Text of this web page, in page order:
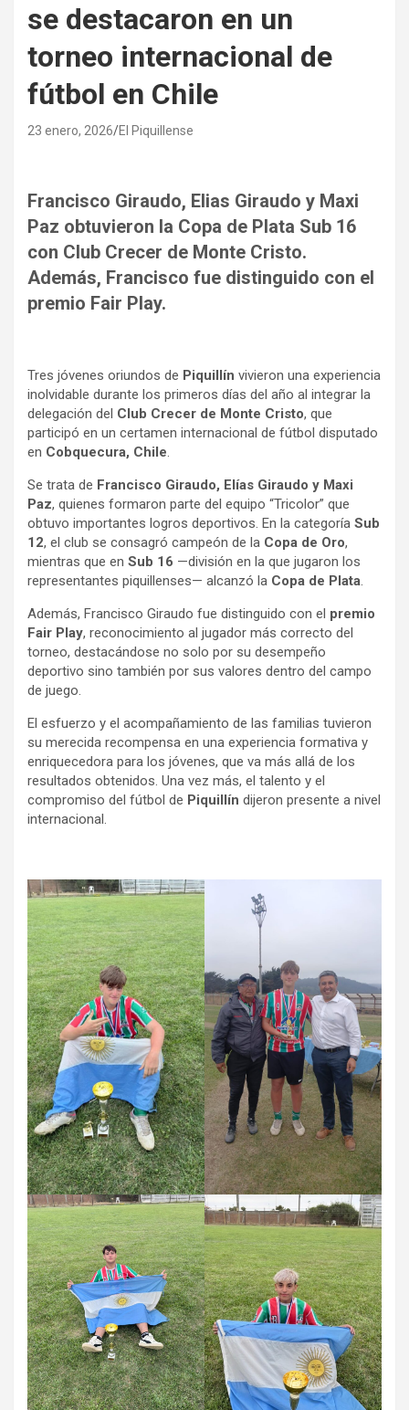
se destacaron en un
torneo internacional de
fútbol en Chile
23 enero, 2026 El Piquillense
Francisco Giraudo, Elias Giraudo y Maxi
Paz obtuvieron la Copa de Plata Sub 16
con Club Crecer de Monte Cristo.
Además, Francisco fue distinguido con el
premio Fair Play.
Tres jóvenes oriundos de Piquillín vivieron una experiencia
inolvidable durante los primeros días del año al integrar la
delegación del Club Crecer de Monte Cristo, que
participó en un certamen internacional de fútbol disputado
en Cobquecura, Chile.
Se trata de Francisco Giraudo, Elías Giraudo y Maxi
Paz, quienes formaron parte del equipo “Tricolor” que
obtuvo importantes logros deportivos. En la categoría Sub
12, el club se consagró campeón de la Copa de Oro,
mientras que en Sub 16 —división en la que jugaron los
representantes piquillenses— alcanzó la Copa de Plata.
Además, Francisco Giraudo fue distinguido con el premio
Fair Play, reconocimiento al jugador más correcto del
torneo, destacándose no solo por su desempeño
deportivo sino también por sus valores dentro del campo
de juego.
El esfuerzo y el acompañamiento de las familias tuvieron
su merecida recompensa en una experiencia formativa y
enriquecedora para los jóvenes, que va más allá de los
resultados obtenidos. Una vez más, el talento y el
compromiso del fútbol de Piquillín dijeron presente a nivel
internacional.